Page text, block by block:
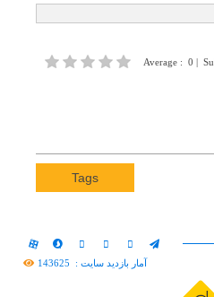
Average : 0 |
Tags
آمار بازدید سایت : 143625